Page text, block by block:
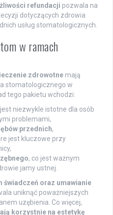
refundacji pozwala na
dotyczących zdrowia
usług stomatologicznych.
w ramach
zdrowotne mają
stomatologicznego w
tego pakietu wchodzi:
jest niezwykle istotne dla osób
problemami,
przednich,
jest kluczowe przy
, co jest ważnym
jamy ustnej.
świadczeń oraz umawianie
uniknąć poważniejszych
uzębienia. Co więcej,
korzystnie na estetykę